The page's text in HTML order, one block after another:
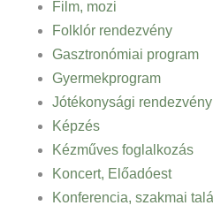
Film, mozi
Folklór rendezvény
Gasztronómiai program
Gyermekprogram
Jótékonysági rendezvény
Képzés
Kézműves foglalkozás
Koncert, Előadóest
Konferencia, szakmai